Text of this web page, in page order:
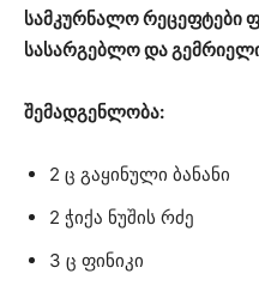
სამკურნალო რეცეფტები
სასარგებლო და
შემადგენლობა:
2 ც გაყინული ბანანი
2 ჭიქა ნუშის რძე
3 ც ფინიკი